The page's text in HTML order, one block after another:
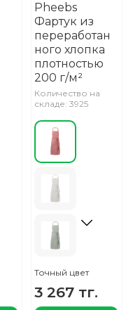
Pheebs
Фартук из
переработан
ного хлопка
плотностью
200 г/м²
Количество на
складе: 3925
Точный цвет
3 267 тг.